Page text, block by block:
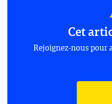
Cet
Rejoignez-nous pour